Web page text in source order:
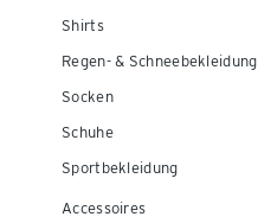
Shirts
Regen- & Schneebekleidung
Socken
Schuhe
Sportbekleidung
Accessoires